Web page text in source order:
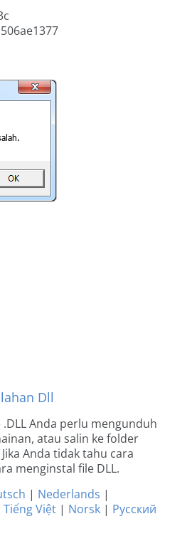
Dll
Anda perlu mengunduh
atau salin ke folder
Anda tidak tahu cara
menginstal file DLL.
| Nederlands |
Tiếng Việt | Norsk | Русский